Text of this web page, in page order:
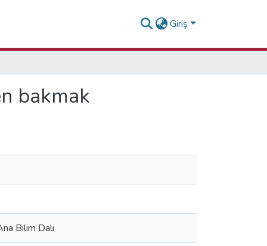
Giriş
bakmak
Bilim Dalı